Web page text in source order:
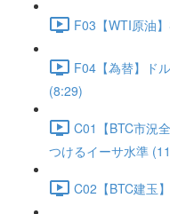
F03【WTI原油
F04【為替】ド
(8:29)
C01【BTC市況
つけるイーサ水準
C02【BTC建玉